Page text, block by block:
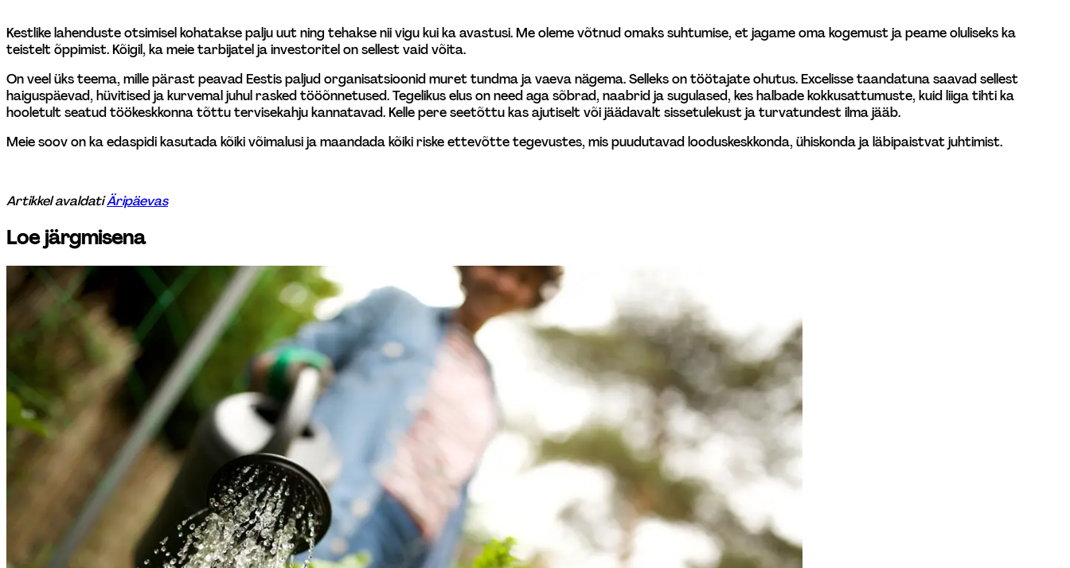
Kestlike lahenduste otsimisel kohatakse palju uut ning tehakse nii vigu kui ka avastusi. Me oleme võtnud omaks suhtumise, et jagame oma kogemust ja peame oluliseks ka
teistelt õppimist. Kõigil, ka meie tarbijatel ja investoritel on sellest vaid võita.
On veel üks teema, mille pärast peavad Eestis paljud organisatsioonid muret tundma ja vaeva nägema. Selleks on töötajate ohutus. Excelisse taandatuna saavad sellest
haiguspäevad, hüvitised ja kurvemal juhul rasked tööõnnetused. Tegelikus elus on need aga sõbrad, naabrid ja sugulased, kes halbade kokkusattumuste, kuid liiga tihti ka
hooletult seatud töökeskkonna tõttu tervisekahju kannatavad. Kelle pere seetõttu kas ajutiselt või jäädavalt sissetulekust ja turvatundest ilma jääb.
Meie soov on ka edaspidi kasutada kõiki võimalusi ja maandada kõiki riske ettevõtte tegevustes, mis puudutavad looduskeskkonda, ühiskonda ja läbipaistvat juhtimist.
Artikkel avaldati Äripäevas
Loe järgmisena